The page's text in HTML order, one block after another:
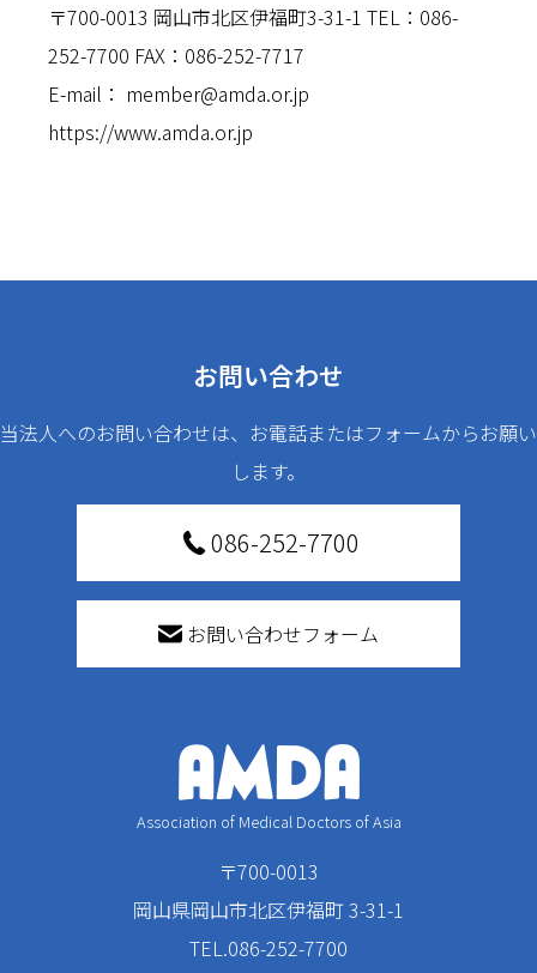
〒700-0013 岡山市北区伊福町3-31-1 TEL：086-
252-7700 FAX：086-252-7717
E-mail： member@amda.or.jp
https://www.amda.or.jp
お問い合わせ
当法人へのお問い合わせは、お電話またはフォームからお願い
します。
086-252-7700
お問い合わせフォーム
Association of Medical Doctors of Asia
〒700-0013
岡山県岡山市北区伊福町 3-31-1
TEL.086-252-7700